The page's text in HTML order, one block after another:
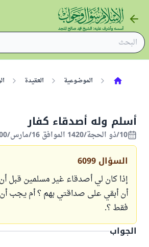
الموضوعية العقيدة
أسلم وله أصدقاء كفار
10/ذو الحجة/1420 الموافق 16/مارس/2000
السؤال 6099
إذا كان لي أصدقاء غير مسلمين قبل
أن أبقي على صداقتي بهم ؟ أم يجب
فقط ؟.
الجواب